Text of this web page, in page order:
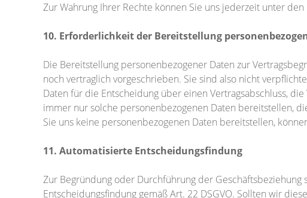
Zur Wahrung Ihrer Rechte können Sie uns jederzeit unter
10. Erforderlichkeit der Bereitstellung
Die Bereitstellung personenbezogener Daten zur
noch vertraglich vorgeschrieben. Sie sind also nicht
Daten für die Entscheidung über einen Vertragsabschluss,
immer nur solche personenbezogenen Daten bereitstellen,
Sie uns keine personenbezogenen Daten bereitstellen,
11. Automatisierte Entscheidungsfindung
Zur Begründung oder Durchführung der
Entscheidungsfindung gemäß Art. 22 DSGVO. Sollten wir